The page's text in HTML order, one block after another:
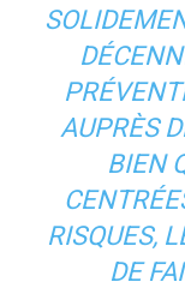
AUPRÈS
BIEN
RISQUES,
DE